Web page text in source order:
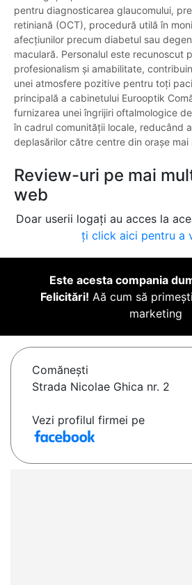
pentru diagnosticarea glaucomului,
retiniană (OCT), procedură utilă în
afecțiunilor precum diabetul sau
maculară. Personalul este recunoscut
profesionalism și amabilitate,
unei atmosfere pozitive pentru toți
principală a cabinetului Eurooptik
furnizarea unei îngrijiri oftalmologice
în cadrul comunității locale, reducând
deplasărilor către centre din orașe mai
Review-uri pe mai
web
Doar userii logați au acces la
ți click aici pentru a
Este acesta compania
Felicitări! Aă cum să
marketing
Comăneşti
Strada Nicolae Ghica nr. 2
Vezi profilul firmei pe